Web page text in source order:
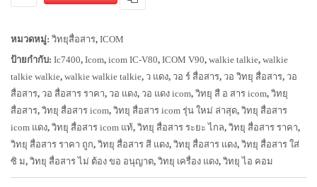
หมวดหมู่: วิทยุสื่อสาร, ICOM
ป้ายกำกับ: Ic7400, Icom, icom IC-V80, ICOM V90, walkie talkie, walkie
talkie walkie, walkie walkie talkie, ว แดง, วอ ร์ สื่อสาร, วอ วิทยุ สื่อสาร, วอ
สื่อสาร, วอ สื่อสาร ราคา, วอ แดง, วอ แดง icom, วิทยุ สื อ สาร icom, วิทยุ
สื่อสาร, วิทยุ สื่อสาร icom, วิทยุ สื่อสาร icom รุ่น ใหม่ ล่าสุด, วิทยุ สื่อสาร
icom แดง, วิทยุ สื่อสาร icom แท้, วิทยุ สื่อสาร ระยะ ไกล, วิทยุ สื่อสาร ราคา,
วิทยุ สื่อสาร ราคา ถูก, วิทยุ สื่อสาร สี แดง, วิทยุ สื่อสาร แดง, วิทยุ สื่อสาร ใส่
ซิ ม, วิทยุ สื่อสาร ไม่ ต้อง ขอ อนุญาต, วิทยุ เครื่อง แดง, วิทยุ ไอ คอม